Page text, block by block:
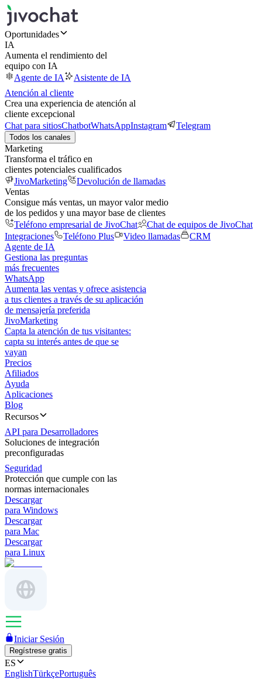
Oportunidades
IA
Aumenta el rendimiento del
equipo con IA
Agente de IA
Asistente de IA
Atención al cliente
Crea una experiencia de atención al
cliente excepcional
Chat para sitiosChatbotWhatsAppInstagram Telegram
Todos los canales
Marketing
Transforma el tráfico en
clientes potenciales cualificados
JivoMarketing
Devolución de llamadas
Ventas
Consigue más ventas, un mayor valor medio
de los pedidos y una mayor base de clientes
Teléfono empresarial de JivoChat
Chat de equipos de JivoChat
Integraciones
Teléfono Plus Video llamadas
CRM
Agente de IA
Gestiona las preguntas
más frecuentes
WhatsApp
Aumenta las ventas y ofrece asistencia
a tus clientes a través de su aplicación
de mensajería preferida
JivoMarketing
Capta la atención de tus visitantes:
capta su interés antes de que se
vayan
Precios
Afiliados
Ayuda
Aplicaciones
Blog
Recursos
API para Desarrolladores
Soluciones de integración
preconfiguradas
Seguridad
Protección que cumple con las
normas internacionales
Descargar
para Windows
Descargar
para Mac
Descargar
para Linux
Iniciar Sesión
Regístrese gratis
ES
EnglishTürkçePortuguês